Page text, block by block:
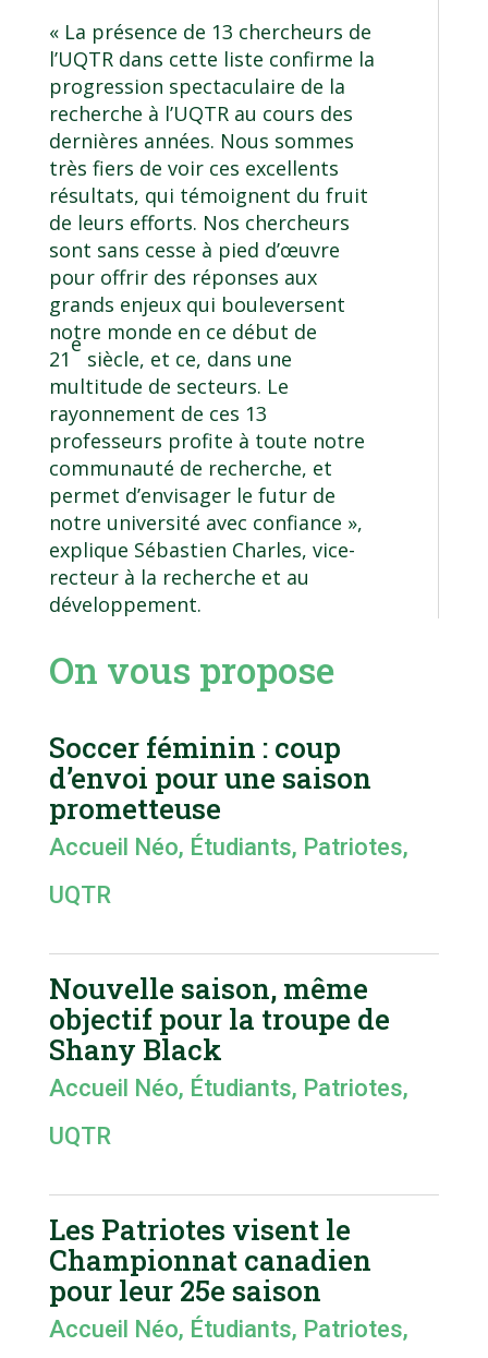
« La présence de 13 chercheurs de
l’UQTR dans cette liste confirme la
progression spectaculaire de la
recherche à l’UQTR au cours des
dernières années. Nous sommes
très fiers de voir ces excellents
résultats, qui témoignent du fruit
de leurs efforts. Nos chercheurs
sont sans cesse à pied d’œuvre
pour offrir des réponses aux
grands enjeux qui bouleversent
notre monde en ce début de
21
e
siècle, et ce, dans une
multitude de secteurs. Le
rayonnement de ces 13
professeurs profite à toute notre
communauté de recherche, et
permet d’envisager le futur de
notre université avec confiance »,
explique Sébastien Charles, vice-
recteur à la recherche et au
développement.
On vous propose
Soccer féminin : coup
d’envoi pour une saison
prometteuse
Accueil Néo, Étudiants, Patriotes,
UQTR
Nouvelle saison, même
objectif pour la troupe de
Shany Black
Accueil Néo, Étudiants, Patriotes,
UQTR
Les Patriotes visent le
Championnat canadien
pour leur 25e saison
Accueil Néo, Étudiants, Patriotes,